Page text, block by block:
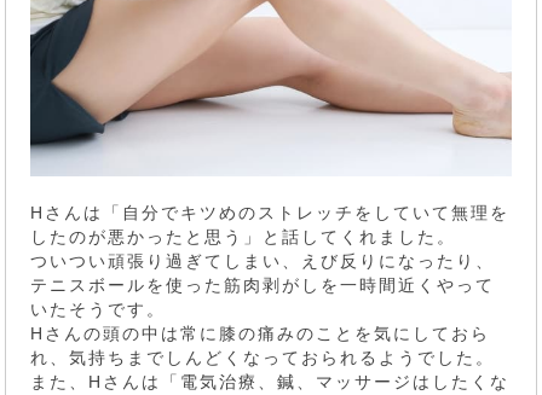
Hさんは「自分でキツめのストレッチをしていて無理を
したのが悪かったと思う」と話してくれました。
ついつい頑張り過ぎてしまい、えび反りになったり、
テニスボールを使った筋肉剥がしを一時間近くやって
いたそうです。
Hさんの頭の中は常に膝の痛みのことを気にしておら
れ、気持ちまでしんどくなっておられるようでした。
また、Hさんは「電気治療、鍼、マッサージはしたくな